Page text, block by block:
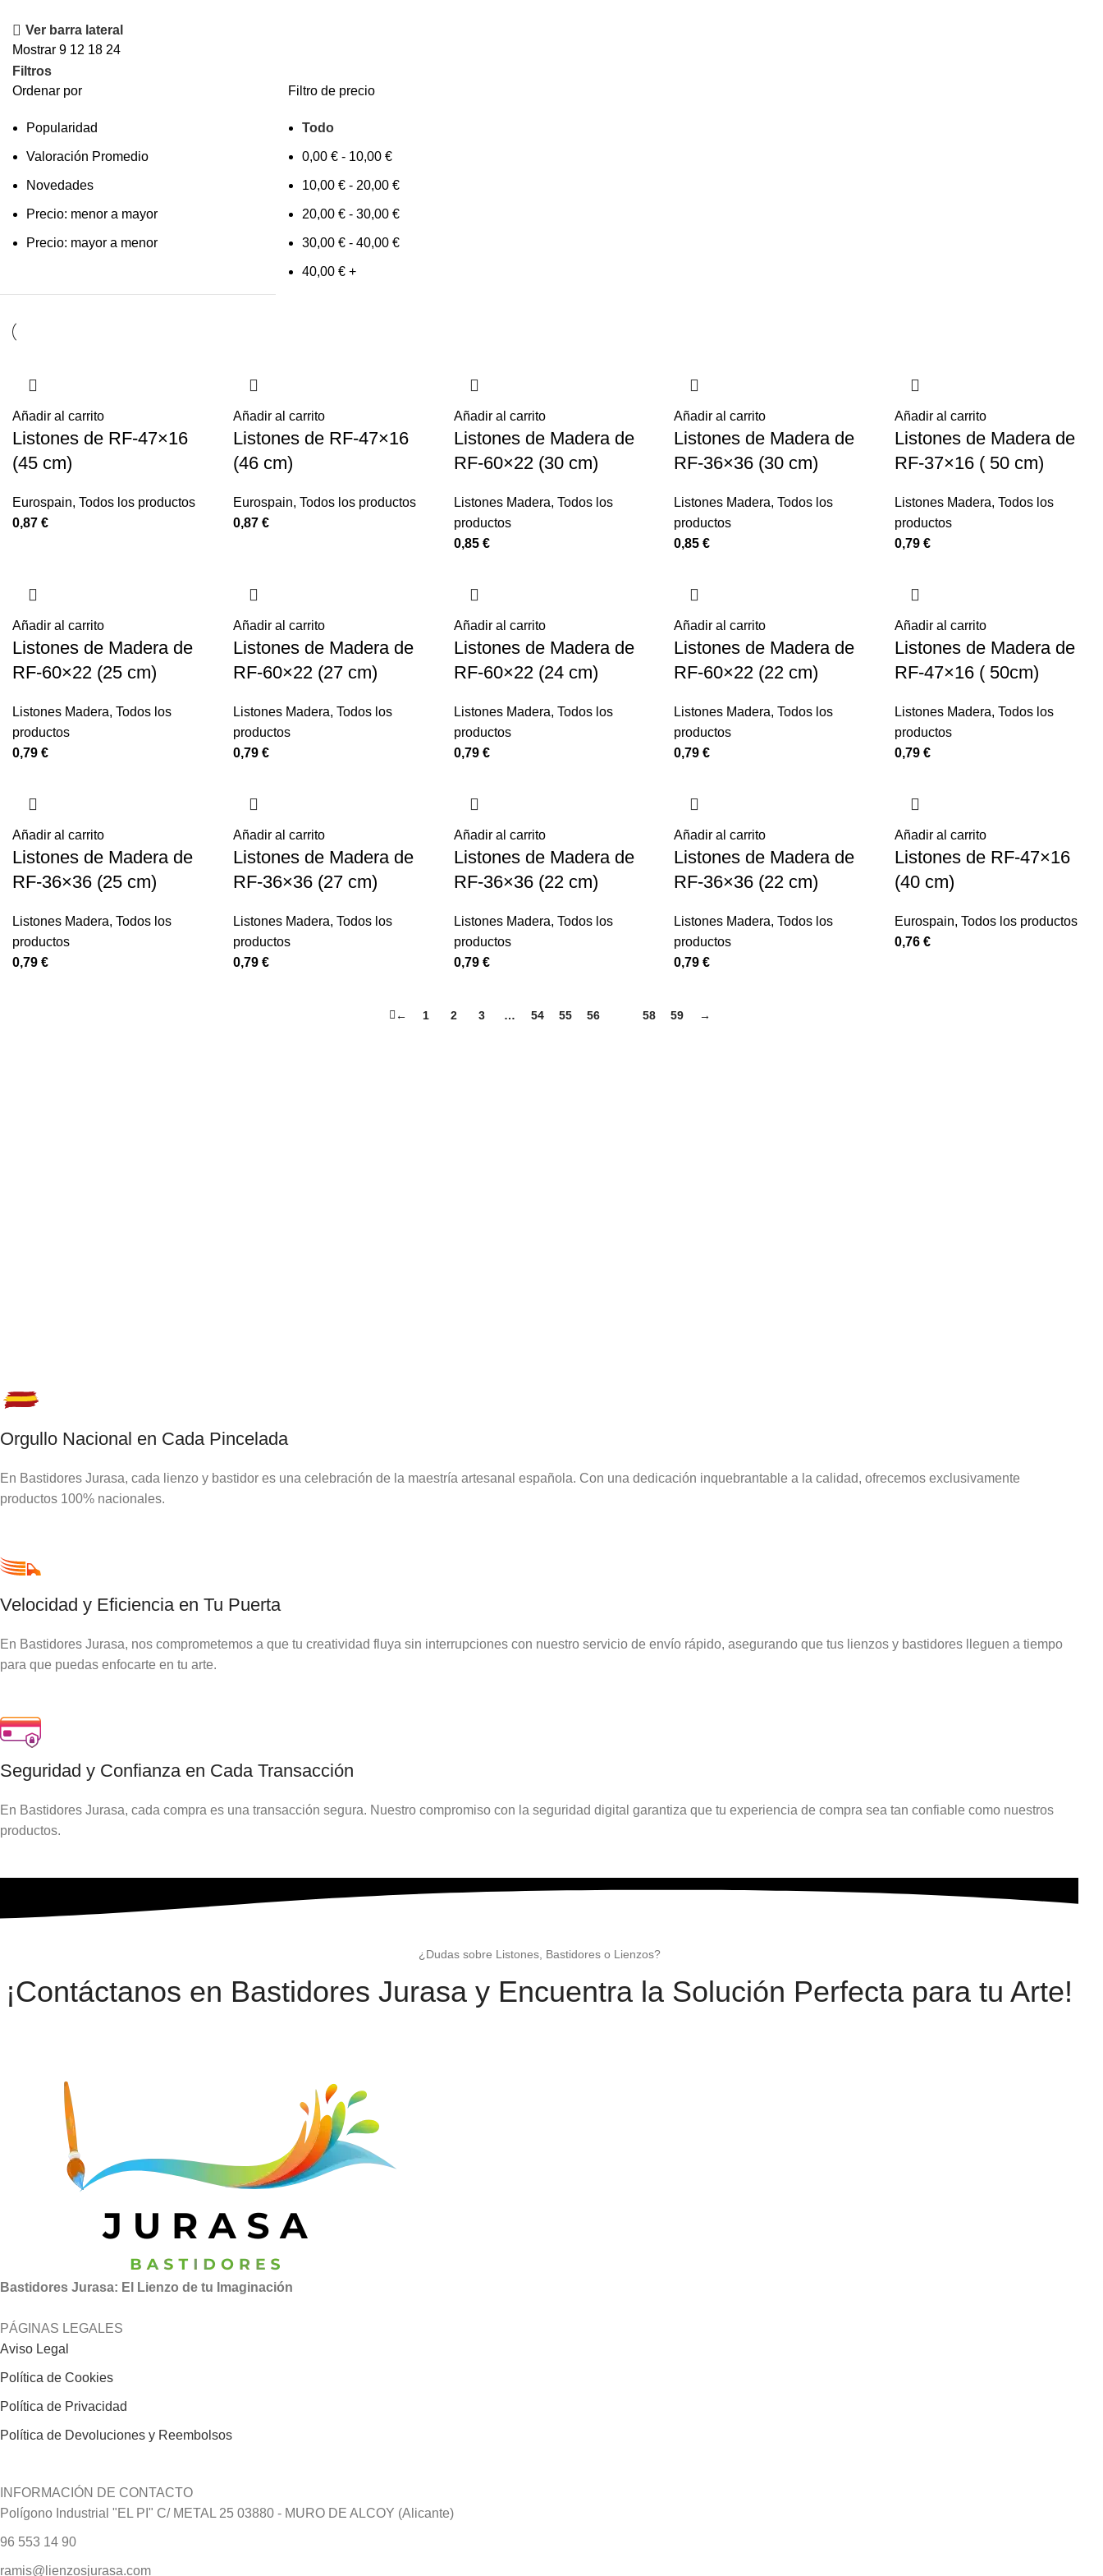
Ver barra lateral
Mostrar 9 12 18 24
Filtros
Ordenar por
Popularidad
Valoración Promedio
Novedades
Precio: menor a mayor
Precio: mayor a menor
Filtro de precio
Todo
0,00 € - 10,00 €
10,00 € - 20,00 €
20,00 € - 30,00 €
30,00 € - 40,00 €
40,00 € +
Añadir al carrito
Listones de RF-47×16
(45 cm)
Eurospain, Todos los productos
0,87 €
Añadir al carrito
Listones de RF-47×16
(46 cm)
Eurospain, Todos los productos
0,87 €
Añadir al carrito
Listones de Madera de
RF-60×22 (30 cm)
Listones Madera, Todos los
productos
0,85 €
Añadir al carrito
Listones de Madera de
RF-36×36 (30 cm)
Listones Madera,Todos los
productos
0,85€
Añadir al carrito
Listones de Madera de
RF-37×16 ( 50 cm)
Listones Madera,Todos los
productos
0,79€
Añadir al carrito
Listones de Madera de
RF-60×22 (25 cm)
Listones Madera, Todos los
productos
0,79 €
Añadir al carrito
Listones de Madera de
RF-60×22 (27 cm)
Listones Madera, Todos los
productos
0,79 €
Añadir al carrito
Listones de Madera de
RF-60×22 (24 cm)
Listones Madera, Todos los
productos
0,79 €
Añadir al carrito
Listones de Madera de
RF-60×22 (22 cm)
Listones Madera,Todos los
productos
0,79€
Añadir al carrito
Listones de Madera de
RF-47×16 ( 50cm)
Listones Madera,Todos los
productos
0,79€
Añadir al carrito
Listones de Madera de
RF-36×36 (25 cm)
Listones Madera, Todos los
productos
0,79 €
Añadir al carrito
Listones de Madera de
RF-36×36 (27 cm)
Listones Madera, Todos los
productos
0,79 €
Añadir al carrito
Listones de Madera de
RF-36×36 (22 cm)
Listones Madera, Todos los
productos
0,79 €
Añadir al carrito
Listones de Madera de
RF-36×36 (22 cm)
Listones Madera,Todos los
productos
0,79€
Añadir al carrito
Listones de RF-47×16
(40 cm)
Eurospain,Todos los productos
0,76€
← 1 2 3 … 54 55 56 58 59 →
Orgullo Nacional en Cada Pincelada
En Bastidores Jurasa, cada lienzo y bastidor es una celebración de la maestría artesanal española. Con una dedicación inquebrantable a la calidad, ofrecemos exclusivamente
productos 100% nacionales.
Velocidad y Eficiencia en Tu Puerta
En Bastidores Jurasa, nos comprometemos a que tu creatividad fluya sin interrupciones con nuestro servicio de envío rápido, asegurando que tus lienzos y bastidores lleguen a tiempo
para que puedas enfocarte en tu arte.
Seguridad y Confianza en Cada Transacción
En Bastidores Jurasa, cada compra es una transacción segura. Nuestro compromiso con la seguridad digital garantiza que tu experiencia de compra sea tan confiable como nuestros
productos.
¿Dudas sobre Listones, Bastidores o Lienzos?
¡Contáctanos en Bastidores Jurasa y Encuentra la Solución Perfecta para tu Arte!
Bastidores Jurasa: El Lienzo de tu Imaginación
PÁGINAS LEGALES
Aviso Legal
Política de Cookies
Política de Privacidad
Política de Devoluciones y Reembolsos
INFORMACIÓN DE CONTACTO
Polígono Industrial "EL PI" C/ METAL 25 03880 - MURO DE ALCOY (Alicante)
96 553 14 90
ramis@lienzosjurasa.com